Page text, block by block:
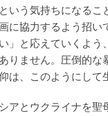
いう気持ちになる
に協力するよう招
」と応えていくよ
りません。圧倒的
は、このようにして
アとウクライナを